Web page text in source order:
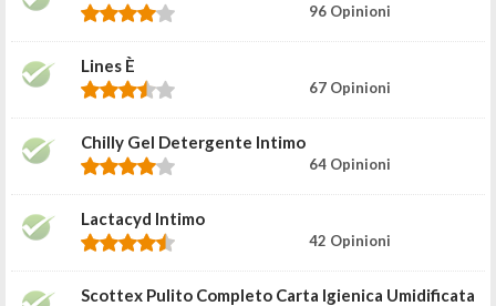
96 Opinioni
Lines È
67 Opinioni
Chilly Gel Detergente Intimo
64 Opinioni
Lactacyd Intimo
42 Opinioni
Scottex Pulito Completo Carta Igienica Umidificata